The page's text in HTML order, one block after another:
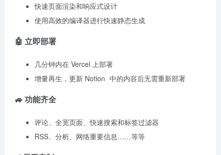
快速页面渲染和响应式设计
使用高效的编译器进行快速静态生成
🤖 立即部署
几分钟内在 Vercel 上部署
增量再生，更新 Notion 中的内容后无需重新部署
🚙 功能齐全
评论、全宽页面、快速搜索和标签过滤器
RSS、分析、网络重要信息……等等